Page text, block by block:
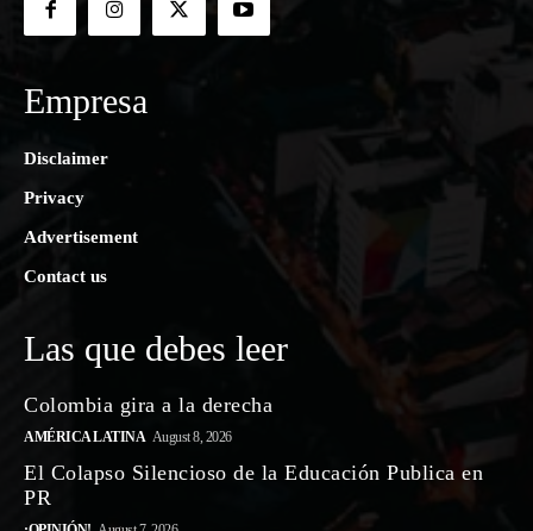
Empresa
Disclaimer
Privacy
Advertisement
Contact us
Las que debes leer
Colombia gira a la derecha
AMÉRICA LATINA August 8, 2026
El Colapso Silencioso de la Educación Publica en
PR